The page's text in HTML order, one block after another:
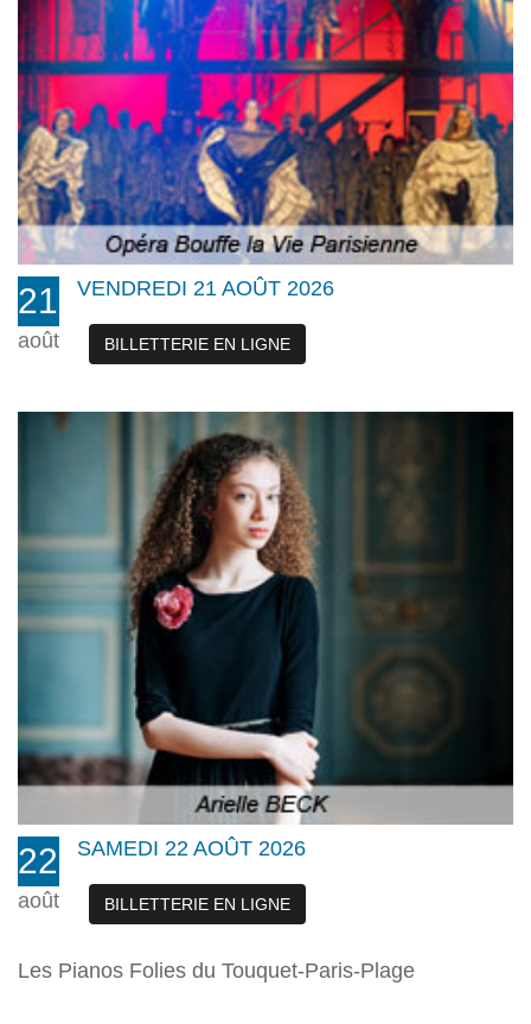
21
août
VENDREDI 21 AOÛT 2026
BILLETTERIE EN LIGNE
22
août
SAMEDI 22 AOÛT 2026
BILLETTERIE EN LIGNE
Les Pianos Folies du Touquet-Paris-Plage